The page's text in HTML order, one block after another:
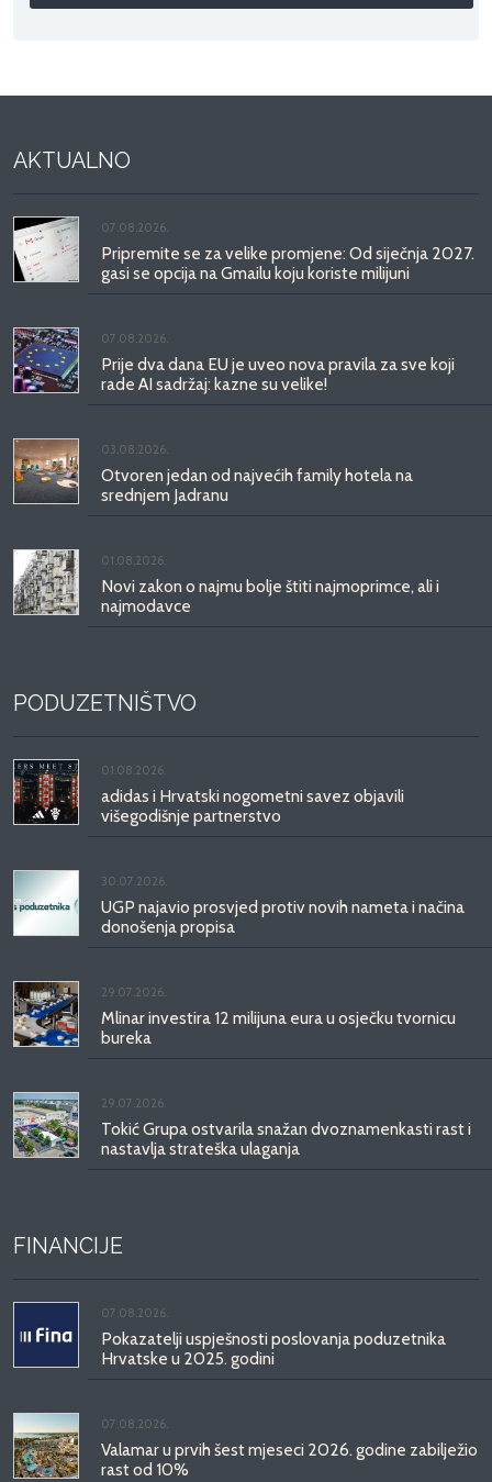
AKTUALNO
07.08.2026.
Pripremite se za velike promjene: Od siječnja 2027.
gasi se opcija na Gmailu koju koriste milijuni
07.08.2026.
Prije dva dana EU je uveo nova pravila za sve koji
rade AI sadržaj: kazne su velike!
03.08.2026.
Otvoren jedan od najvećih family hotela na
srednjem Jadranu
01.08.2026.
Novi zakon o najmu bolje štiti najmoprimce, ali i
najmodavce
PODUZETNIŠTVO
01.08.2026.
adidas i Hrvatski nogometni savez objavili
višegodišnje partnerstvo
30.07.2026.
UGP najavio prosvjed protiv novih nameta i načina
donošenja propisa
29.07.2026.
Mlinar investira 12 milijuna eura u osječku tvornicu
bureka
29.07.2026.
Tokić Grupa ostvarila snažan dvoznamenkasti rast i
nastavlja strateška ulaganja
FINANCIJE
07.08.2026.
Pokazatelji uspješnosti poslovanja poduzetnika
Hrvatske u 2025. godini
07.08.2026.
Valamar u prvih šest mjeseci 2026. godine zabilježio
rast od 10%